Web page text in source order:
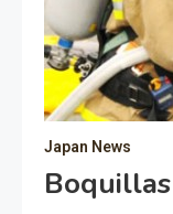
Japan News